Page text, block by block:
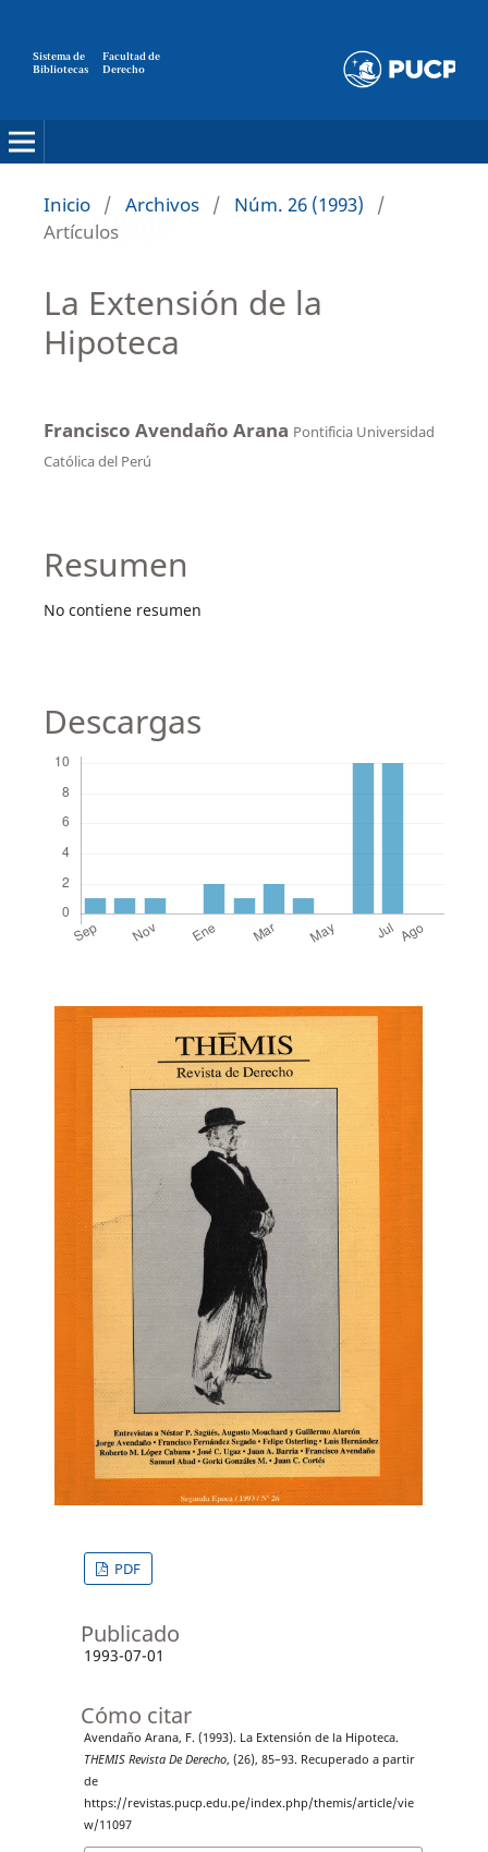
Sistema de
Bibliotecas
Facultad de
Derecho
Inicio / Archivos / Núm. 26 (1993)
/
Artículos
La Extensión de la
Hipoteca
Francisco Avendaño Arana Pontificia Universidad
Católica del Perú
Resumen
No contiene resumen
Descargas
PDF
Publicado
1993-07-01
Cómo citar
Avendaño Arana, F. (1993). La Extensión de la Hipoteca.
THEMIS Revista De Derecho, (26), 85–93. Recuperado a partir
de
https://revistas.pucp.edu.pe/index.php/themis/article/vie
w/11097